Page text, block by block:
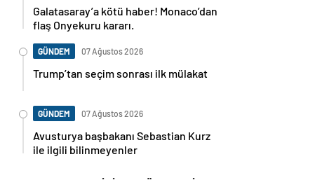
Galatasaray’a kötü haber! Monaco’dan
flaş Onyekuru kararı.
GÜNDEM 07 Ağustos 2026
Trump’tan seçim sonrası ilk mülakat
GÜNDEM 07 Ağustos 2026
Avusturya başbakanı Sebastian Kurz
ile ilgili bilinmeyenler